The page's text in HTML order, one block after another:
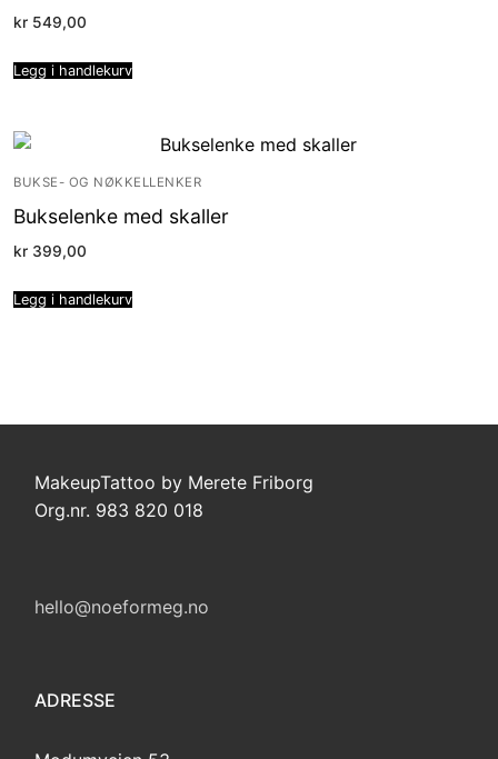
kr 549,00
Legg i handlekurv
BUKSE- OG NØKKELLENKER
Bukselenke med skaller
kr 399,00
Legg i handlekurv
MakeupTattoo by Merete Friborg
Org.nr. 983 820 018
hello@noeformeg.no
ADRESSE